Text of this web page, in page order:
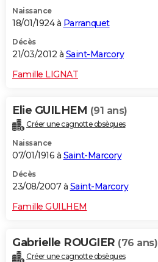
Naissance
18/01/1924 à Parranquet
Décès
21/03/2012 à Saint-Marcory
Famille LIGNAT
Elie GUILHEM (91 ans)
Créer une cagnotte obsèques
Naissance
07/01/1916 à Saint-Marcory
Décès
23/08/2007 à Saint-Marcory
Famille GUILHEM
Gabrielle ROUGIER (76 ans)
Créer une cagnotte obsèques